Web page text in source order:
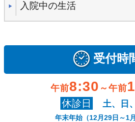
入院中の生活
受付時
午前8:30 ～午前
休診日 土、日
年末年始（12月29日～1月